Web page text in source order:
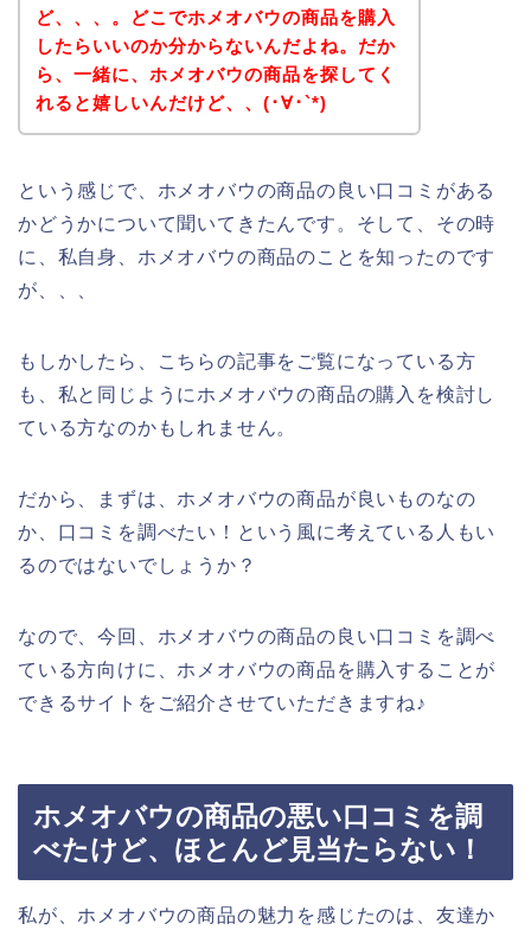
ど、、、。どこでホメオバウの商品を購入
したらいいのか分からないんだよね。だか
ら、一緒に、ホメオバウの商品を探してく
れると嬉しいんだけど、、(･∀･`*)
という感じで、ホメオバウの商品の良い口コミがある
かどうかについて聞いてきたんです。そして、その時
に、私自身、ホメオバウの商品のことを知ったのです
が、、、
もしかしたら、こちらの記事をご覧になっている方
も、私と同じようにホメオバウの商品の購入を検討し
ている方なのかもしれません。
だから、まずは、ホメオバウの商品が良いものなの
か、口コミを調べたい！という風に考えている人もい
るのではないでしょうか？
なので、今回、ホメオバウの商品の良い口コミを調べ
ている方向けに、ホメオバウの商品を購入することが
できるサイトをご紹介させていただきますね♪
ホメオバウの商品の悪い口コミを調
べたけど、ほとんど見当たらない！
私が、ホメオバウの商品の魅力を感じたのは、友達か